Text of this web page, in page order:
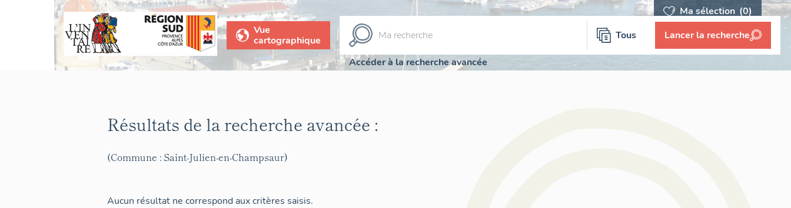
Ma sélection (0)
Vue
cartographique
Tous Lancer la recherche
Accéder à la recherche avancée
Résultats de la recherche avancée :
(Commune : Saint-Julien-en-Champsaur)
Aucun résultat ne correspond aux critères saisis.